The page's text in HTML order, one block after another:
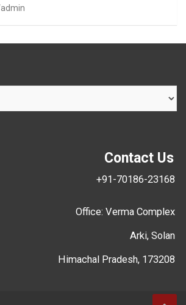
admin
Contact Us
+91-70186-23168
Office: Verma Complex
Arki, Solan
Himachal Pradesh, 173208